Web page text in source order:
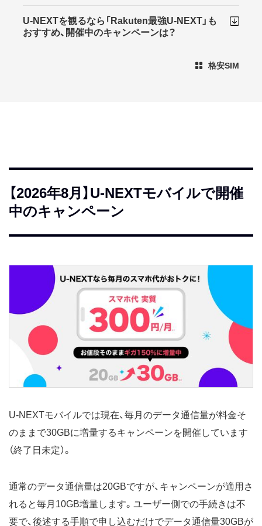
U-NEXTを観るなら「Rakuten最強U-NEXT」も
おすすめ、開催中のキャンペーンは？
格安SIM
【2026年8月】U-NEXTモバイルで開催
中のキャンペーン
U-NEXTモバイルでは現在、毎月のデータ通信量が料金そ
のままで30GBに増量するキャンペーンを開催しています
（終了日未定）。
通常のデータ通信量は20GBですが、キャンペーンが適用さ
れると毎月10GB増量します。ユーザー側での手続きは不
要で、後述する手順で申し込むだけでデータ通信量30GBが